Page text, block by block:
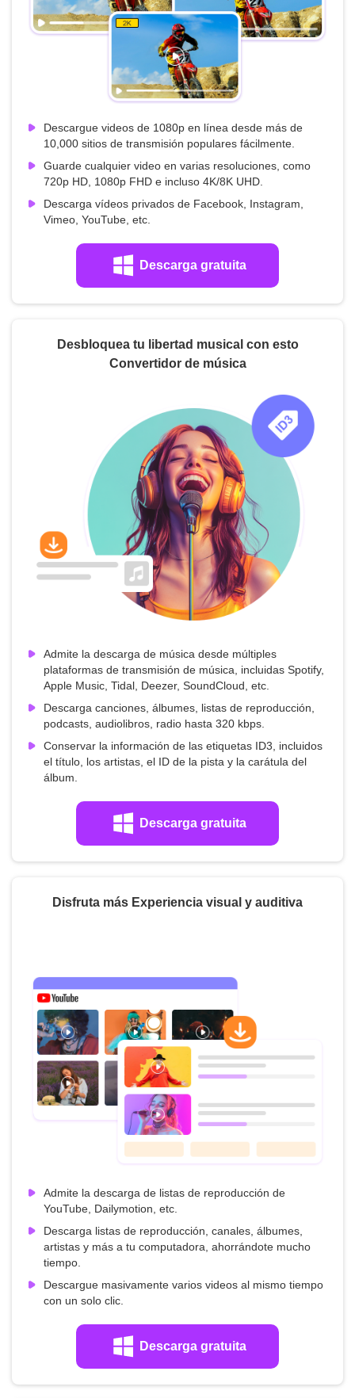
Descargue videos de 1080p en línea desde más de
10,000 sitios de transmisión populares fácilmente.
Guarde cualquier video en varias resoluciones, como
720p HD, 1080p FHD e incluso 4K/8K UHD.
Descarga vídeos privados de Facebook, Instagram,
Vimeo, YouTube, etc.
Descarga gratuita
Desbloquea tu libertad musical con esto
Convertidor de música
Admite la descarga de música desde múltiples
plataformas de transmisión de música, incluidas Spotify,
Apple Music, Tidal, Deezer, SoundCloud, etc.
Descarga canciones, álbumes, listas de reproducción,
podcasts, audiolibros, radio hasta 320 kbps.
Conservar la información de las etiquetas ID3, incluidos
el título, los artistas, el ID de la pista y la carátula del
álbum.
Descarga gratuita
Disfruta más Experiencia visual y auditiva
Admite la descarga de listas de reproducción de
YouTube, Dailymotion, etc.
Descarga listas de reproducción, canales, álbumes,
artistas y más a tu computadora, ahorrándote mucho
tiempo.
Descargue masivamente varios videos al mismo tiempo
con un solo clic.
Descarga gratuita